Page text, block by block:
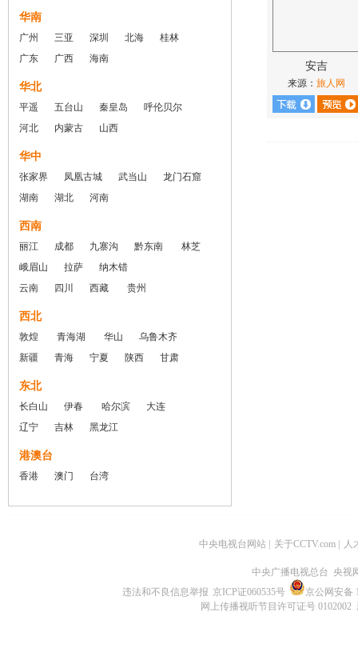
华南
广州 三亚 深圳 北海
桂林
广东
广西 海南
华北
平遥 五台山 秦皇岛
呼伦贝尔
河北
内蒙古 山西
华中
张家界 凤凰古城 武当山
龙门石窟
湖南
湖北 河南
西南
丽江 成都 九寨沟 黔东南
林芝
峨眉山
拉萨
纳木错
云南
四川 西藏 贵州
西北
敦煌 青海湖 华山
乌鲁木齐
新疆
青海 宁夏 陕西 甘肃
东北
长白山 伊春 哈尔滨
大连
辽宁
吉林 黑龙江
港澳台
香港 澳门 台湾
安吉
来源： 旅人网
中央电视台网站 关于CCTV.com 人
中央广播电视总台 央视
违法和不良信息举报 京ICP证060535号
京公网安备
网上传播视听节目许可证号 0102002